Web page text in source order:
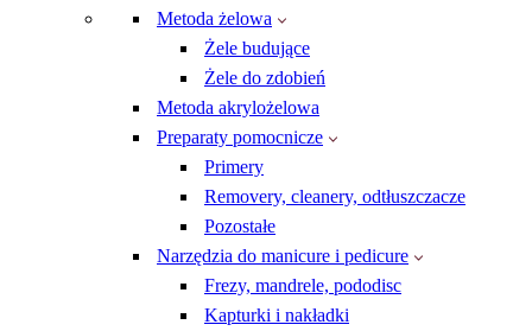
Metoda żelowa
Żele budujące
Żele do zdobień
Metoda akrylożelowa
Preparaty pomocnicze
Primery
Removery, cleanery, odtłuszczacze
Pozostałe
Narzędzia do manicure i pedicure
Frezy, mandrele, pododisc
Kapturki i nakładki